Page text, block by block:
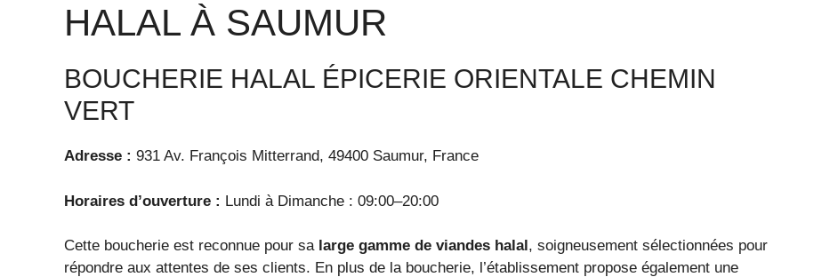
HALAL À SAUMUR
BOUCHERIE HALAL ÉPICERIE ORIENTALE CHEMIN
VERT
Adresse : 931 Av. François Mitterrand, 49400 Saumur, France
Horaires d’ouverture : Lundi à Dimanche : 09:00–20:00
Cette boucherie est reconnue pour sa large gamme de viandes halal, soigneusement sélectionnées pour
répondre aux attentes de ses clients. En plus de la boucherie, l’établissement propose également une